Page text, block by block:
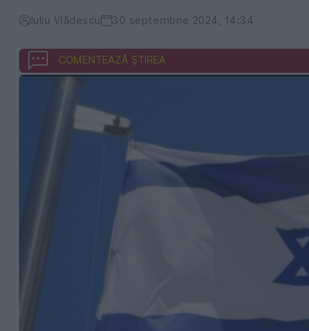
Iuliu Vlădescu 30 septembrie 2024, 14:34
COMENTEAZĂ ȘTIREA